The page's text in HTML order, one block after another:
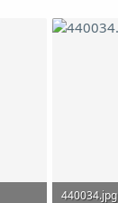
440034.jpg